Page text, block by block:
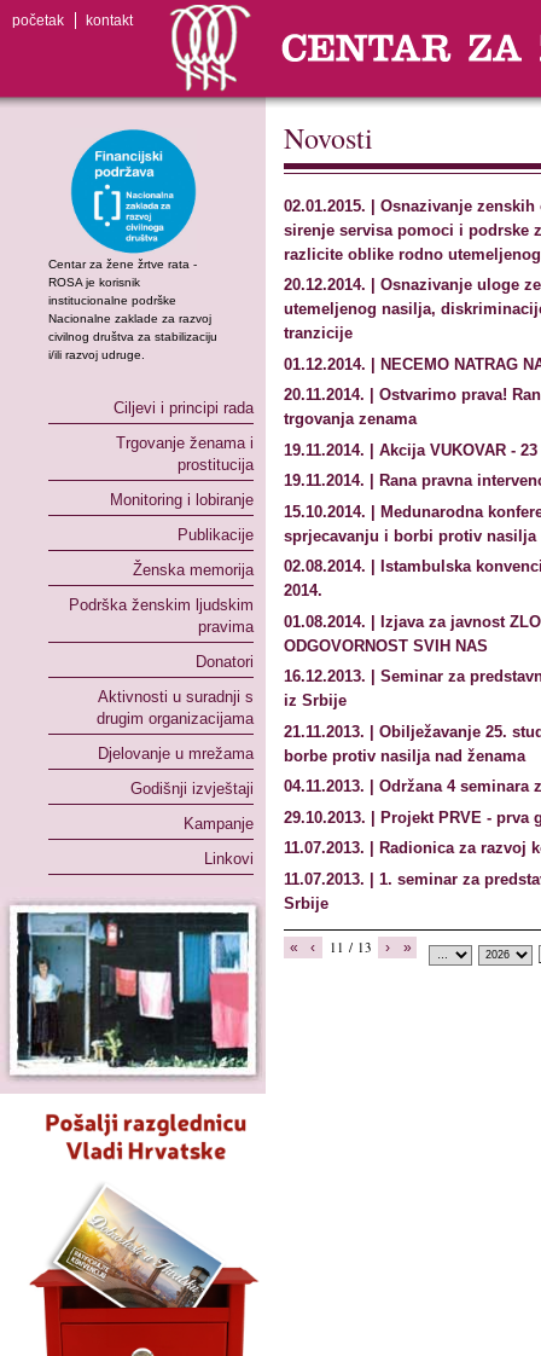
početak kontakt
Centar za žene žrtve rata -
ROSA je korisnik
institucionalne podrške
Nacionalne zaklade za razvoj
civilnog društva za stabilizaciju
i/ili razvoj udruge.
Ciljevi i principi rada
Trgovanje ženama i
prostitucija
Monitoring i lobiranje
Publikacije
Ženska memorija
Podrška ženskim ljudskim
pravima
Donatori
Aktivnosti u suradnji s
drugim organizacijama
Djelovanje u mrežama
Godišnji izvještaji
Kampanje
Linkovi
Novosti
02.01.2015. | Osnazivanje
sirenje servisa pomoci i podrske
razlicite oblike rodno
20.12.2014. | Osnazivanje uloge
utemeljenog nasilja,
tranzicije
01.12.2014. | NECEMO NATRAG
20.11.2014. | Ostvarimo prava!
trgovanja zenama
19.11.2014. | Akcija VUKOVAR - 23
19.11.2014. | Rana pravna
15.10.2014. | Medunarodna
sprjecavanju i borbi protiv
02.08.2014. | Istambulska
2014.
01.08.2014. | Izjava za javnost
ODGOVORNOST SVIH NAS
16.12.2013. | Seminar za
iz Srbije
21.11.2013. | Obilježavanje 25.
borbe protiv nasilja nad ženama
04.11.2013. | Održana 4 seminara
29.10.2013. | Projekt PRVE - prva
11.07.2013. | Radionica za razvoj
11.07.2013. | 1. seminar za
Srbije
« ‹ 11 / 13 › »